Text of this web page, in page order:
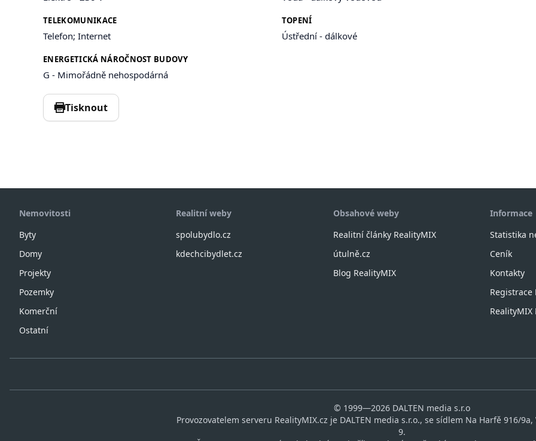
TELEKOMUNIKACE
Telefon; Internet
TOPENÍ
Ústřední - dálkové
ENERGETICKÁ NÁROČNOST BUDOVY
G - Mimořádně nehospodárná
Tisknout
Nemovitosti
Byty
Domy
Projekty
Pozemky
Komerční
Ostatní
Realitní weby
spolubydlo.cz
kdechcibydlet.cz
Obsahové weby
Realitní články RealityMIX
útulně.cz
Blog RealityMIX
Informace
Statistika
Ceník
Kontakty
Registrace
RealityMIX
© 1999—2026 DALTEN media s.r.o
Provozovatelem serveru RealityMIX.cz je DALTEN media s.r.o., se sídlem Na Harfě 916/9a,
9.